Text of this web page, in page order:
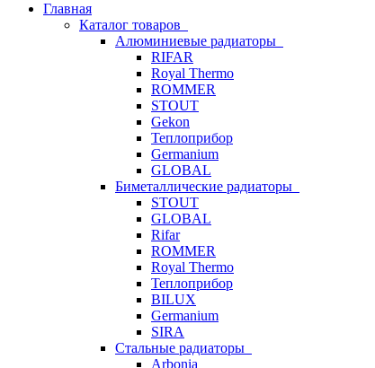
Главная
Каталог товаров
Алюминиевые радиаторы
RIFAR
Royal Thermo
ROMMER
STOUT
Gekon
Теплоприбор
Germanium
GLOBAL
Биметаллические радиаторы
STOUT
GLOBAL
Rifar
ROMMER
Royal Thermo
Теплоприбор
BILUX
Germanium
SIRA
Стальные радиаторы
Arbonia